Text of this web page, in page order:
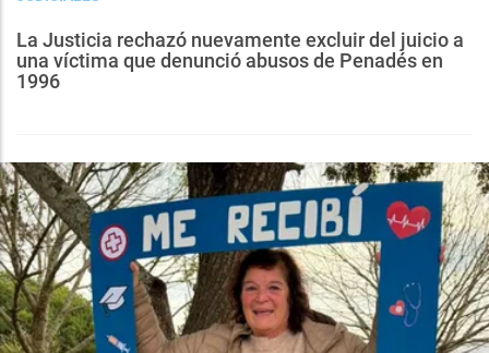
La Justicia rechazó nuevamente excluir del juicio a
una víctima que denunció abusos de Penadés en
1996